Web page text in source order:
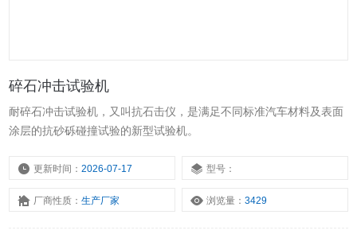
碎石冲击试验机
耐碎石冲击试验机，又叫抗石击仪，是满足不同标准汽车材料及表面
涂层的抗砂砾碰撞试验的新型试验机。
更新时间：2026-07-17 型号：
厂商性质：生产厂家 浏览量：3429